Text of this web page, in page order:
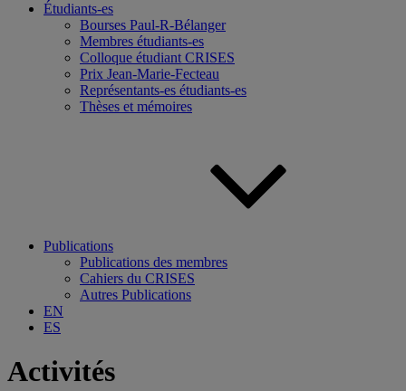
Étudiants-es
Bourses Paul-R-Bélanger
Membres étudiants-es
Colloque étudiant CRISES
Prix Jean-Marie-Fecteau
Représentants-es étudiants-es
Thèses et mémoires
Publications
Publications des membres
Cahiers du CRISES
Autres Publications
EN
ES
Activités